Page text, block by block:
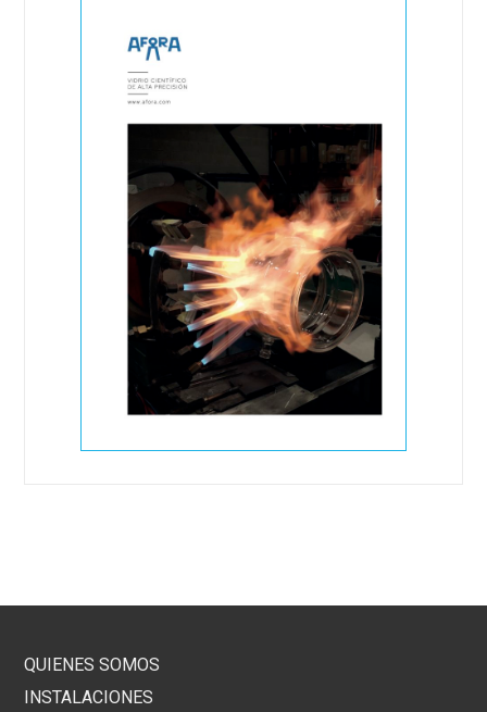
QUIENES SOMOS
INSTALACIONES